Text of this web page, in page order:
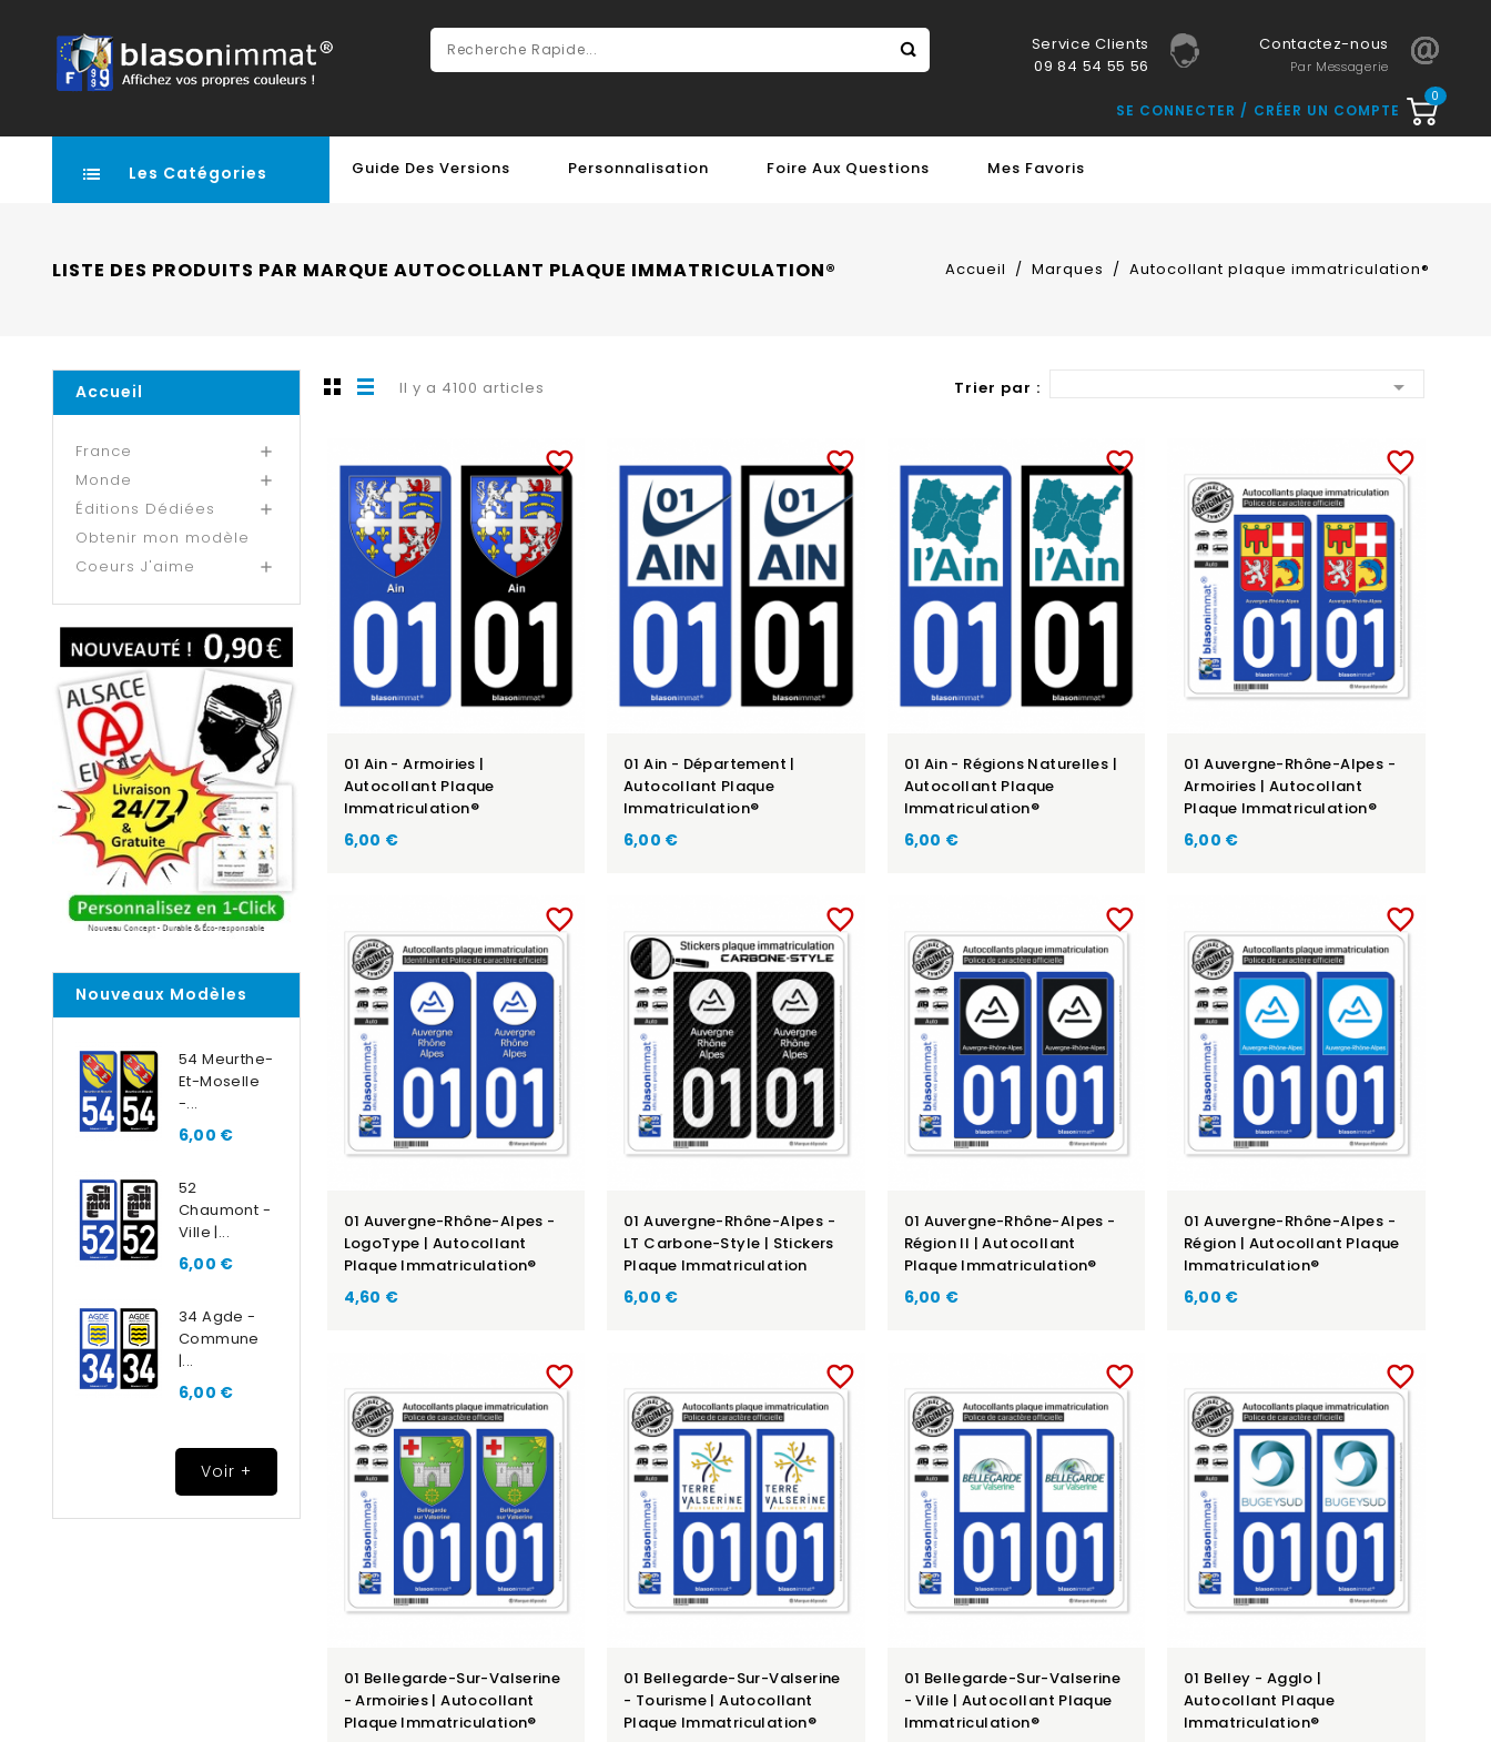
Service Clients
09 84 54 55 56
Contactez-nous
Par Messagerie
0
SE CONNECTER CRÉER UN COMPTE
Les Catégories Guide Des Versions Personnalisation Foire Aux Questions Mes Favoris
LISTE DES PRODUITS PAR MARQUE AUTOCOLLANT PLAQUE IMMATRICULATION® Accueil Marques Autocollant plaque immatriculation®
Accueil
France 
Monde 
Éditions Dédiées 
Obtenir mon modèle
Coeurs J'aime

Nouveaux Modèles
54 Meurthe-
Et-Moselle
-...
6,00 €
52
Chaumont -
Ville |...
6,00 €
34 Agde -
Commune
|...
6,00 €
Voir +
Il y a 4100 articles Trier par : 
favorite_border
01 Ain - Armoiries |
Autocollant Plaque
Immatriculation®
6,00 €
favorite_border
01 Ain - Département |
Autocollant Plaque
Immatriculation®
6,00 €
favorite_border
01 Ain - Régions Naturelles |
Autocollant Plaque
Immatriculation®
6,00 €
favorite_border
01 Auvergne-Rhône-Alpes -
Armoiries | Autocollant
Plaque Immatriculation®
6,00 €
favorite_border
01 Auvergne-Rhône-Alpes -
LogoType | Autocollant
Plaque Immatriculation®
4,60 €
favorite_border
01 Auvergne-Rhône-Alpes -
LT Carbone-Style | Stickers
Plaque Immatriculation
6,00 €
favorite_border
01 Auvergne-Rhône-Alpes -
Région II | Autocollant
Plaque Immatriculation®
6,00 €
favorite_border
01 Auvergne-Rhône-Alpes -
Région | Autocollant Plaque
Immatriculation®
6,00 €
favorite_border
01 Bellegarde-Sur-Valserine
- Armoiries | Autocollant
Plaque Immatriculation®
favorite_border
01 Bellegarde-Sur-Valserine
- Tourisme | Autocollant
Plaque Immatriculation®
favorite_border
01 Bellegarde-Sur-Valserine
- Ville | Autocollant Plaque
Immatriculation®
favorite_border
01 Belley - Agglo |
Autocollant Plaque
Immatriculation®